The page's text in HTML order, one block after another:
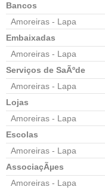
Bancos
Amoreiras - Lapa
Embaixadas
Amoreiras - Lapa
Serviços de SaÃºde
Amoreiras - Lapa
Lojas
Amoreiras - Lapa
Escolas
Amoreiras - Lapa
AssociaçÃµes
Amoreiras - Lapa